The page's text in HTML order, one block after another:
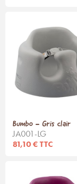
Bumbo - Gris clair
JA001-LG
81,10 € TTC